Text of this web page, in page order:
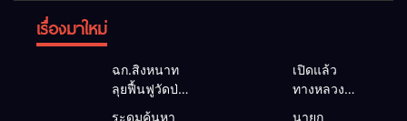
เรื่องมาใหม่
ฉก.สิงหนาท
ลุยฟื้นฟูวัดป่า
ถ้ำวัว ระดม
เปิดแล้ว
ทางหลวง
ระดมค้นหา นายก